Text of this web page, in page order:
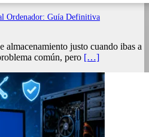
Ordenador: Guía Definitiva
almacenamiento justo cuando ibas a
común, pero […]